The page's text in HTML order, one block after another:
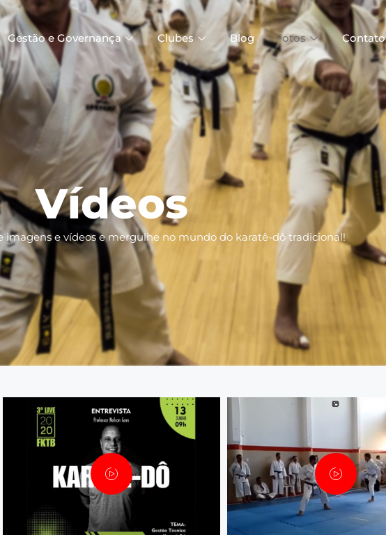
Gestão e Governança Clubes Blog Fotos Contato
Vídeos
imagens e vídeos e mergulhe no mundo do karatê-dô tradicional!